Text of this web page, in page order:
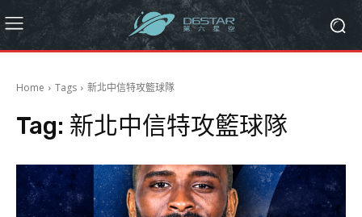
Home Tags 新北中信特攻籃球隊
Tag: 新北中信特攻籃球隊